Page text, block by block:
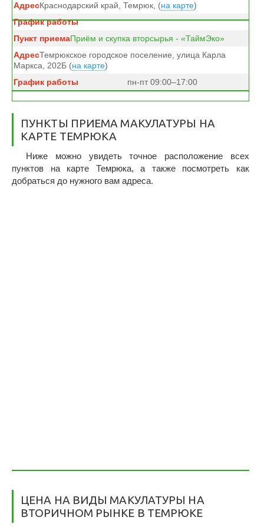
Краснодарский край, Темрюк, (на карте)
Приём и скупка вторсырья - «ТаймЭко»
Темрюкское городское поселение, улица Карла
Маркса, 202Б (на карте)
пн-пт 09:00–17:00
ПУНКТЫ ПРИЕМА МАКУЛАТУРЫ НА
КАРТЕ ТЕМРЮКА
Ниже можно увидеть точное расположение всех
пунктов на карте Темрюка, а также посмотреть как
добраться до нужного вам адреса.
ЦЕНА НА ВИДЫ МАКУЛАТУРЫ НА
ВТОРИЧНОМ РЫНКЕ В ТЕМРЮКЕ